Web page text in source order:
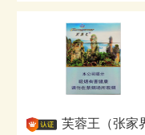
芙蓉王（张家